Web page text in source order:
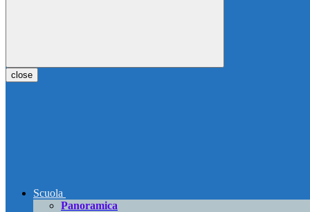
close
Scuola
Panoramica